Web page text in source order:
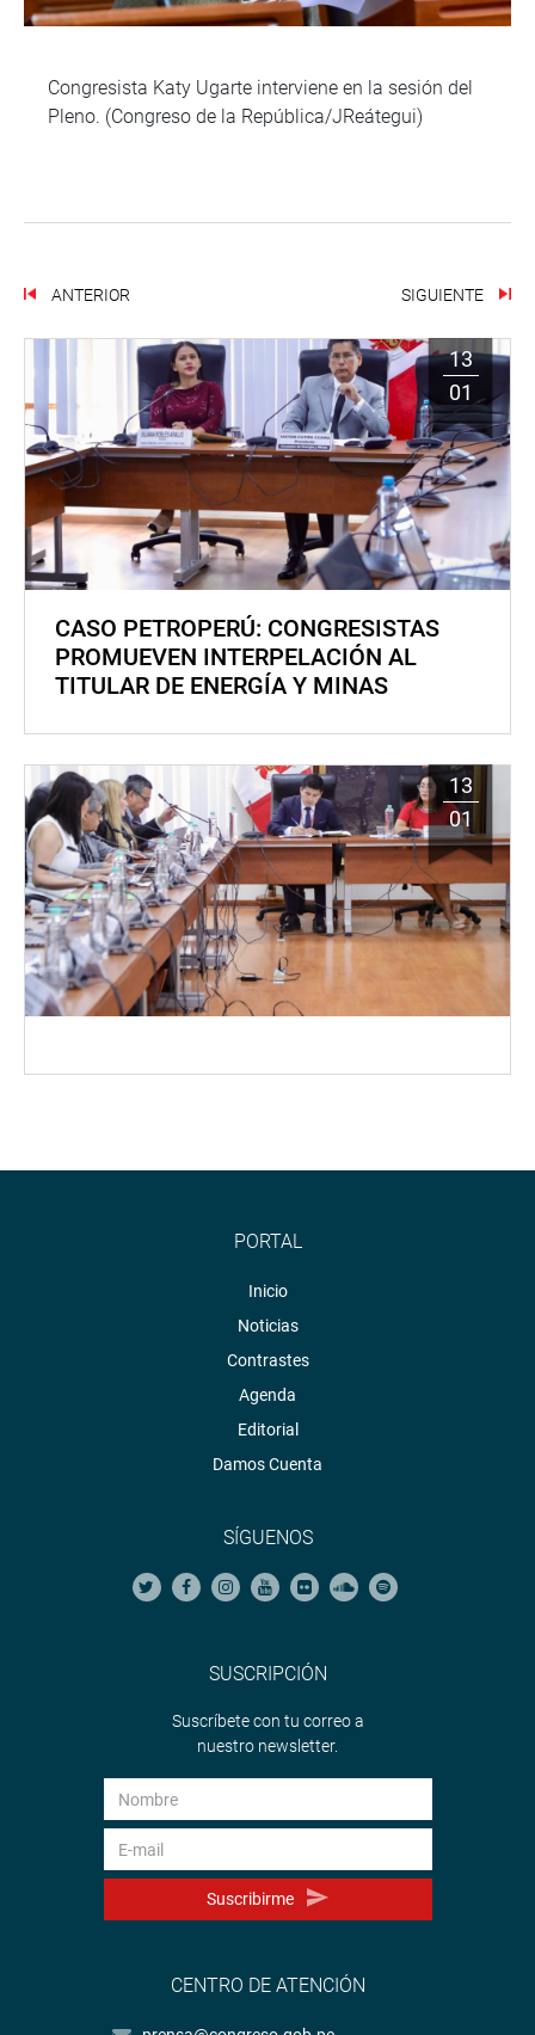
Congresista Katy Ugarte interviene en la sesión del
Pleno. (Congreso de la República/JReátegui)
ANTERIOR SIGUIENTE
13
01
CASO PETROPERÚ: CONGRESISTAS
PROMUEVEN INTERPELACIÓN AL
TITULAR DE ENERGÍA Y MINAS
13
01
PORTAL
Inicio
Noticias
Contrastes
Agenda
Editorial
Damos Cuenta
SÍGUENOS
SUSCRIPCIÓN
Suscríbete con tu correo a
nuestro newsletter.
Suscribirme
CENTRO DE ATENCIÓN